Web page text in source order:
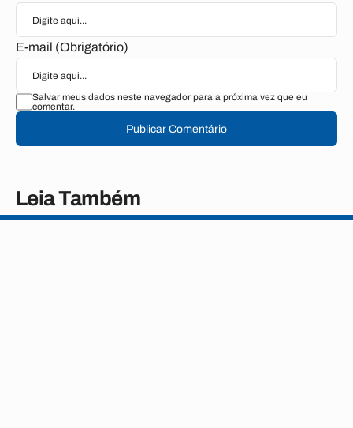
E-mail (Obrigatório)
Salvar meus dados neste navegador para a próxima vez que eu
comentar.
Publicar Comentário
Leia Também